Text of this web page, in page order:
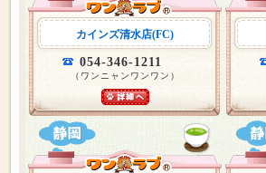
カインズ清水店(FC)
054-346-1211
（ワンニャンワンワン）